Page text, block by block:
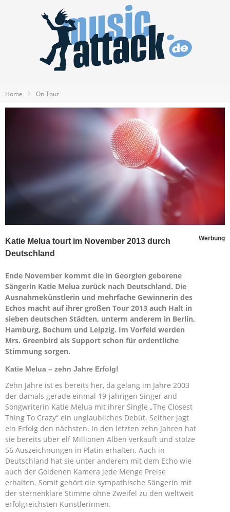
Home On Tour
Katie Melua tourt im November 2013 durch
Deutschland
Werbung
Ende November kommt die in Georgien geborene
Sängerin Katie Melua zurück nach Deutschland. Die
Ausnahmekünstlerin und mehrfache Gewinnerin des
Echos macht auf ihrer großen Tour 2013 auch Halt in
sieben deutschen Städten, unterm anderem in Berlin,
Hamburg, Bochum und Leipzig. Im Vorfeld werden
Mrs. Greenbird als Support schon für ordentliche
Stimmung sorgen.
Katie Melua – zehn Jahre Erfolg!
Zehn Jahre ist es bereits her, da gelang im Jahre 2003
der damals gerade einmal 19-jährigen Singer and
Songwriterin Katie Melua mit ihrer Single „The Closest
Thing To Crazy“ ein unglaubliches Debüt. Seither jagt
ein Erfolg den nächsten. In den letzten zehn Jahren hat
sie bereits über elf Millionen Alben verkauft und stolze
56 Auszeichnungen in Platin erhalten. Auch in
Deutschland hat sie unter anderem mit dem Echo wie
auch der Goldenen Kamera jede Menge Preise
erhalten. Somit gehört die sympathische Sängerin mit
der sternenklare Stimme ohne Zweifel zu den weltweit
erfolgreichsten Künstlerinnen.